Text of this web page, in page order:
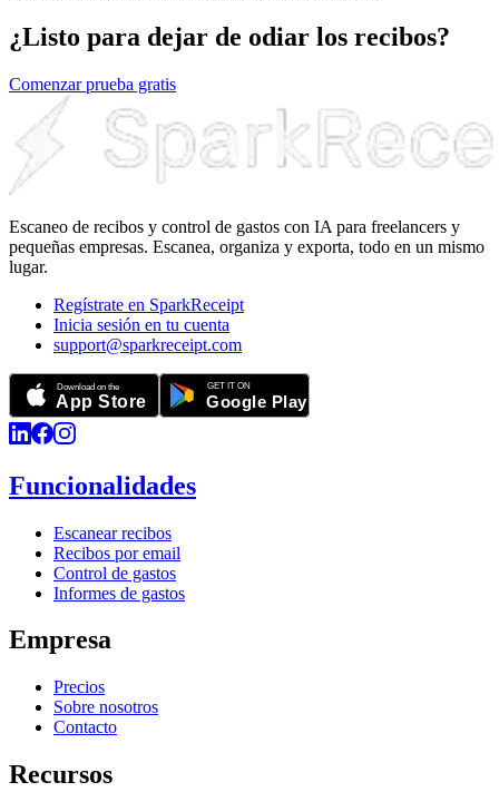
¿Listo para dejar de odiar los recibos?
Comenzar prueba gratis
Escaneo de recibos y control de gastos con IA para freelancers y
pequeñas empresas. Escanea, organiza y exporta, todo en un mismo
lugar.
Regístrate en SparkReceipt
Inicia sesión en tu cuenta
support@sparkreceipt.com
Funcionalidades
Escanear recibos
Recibos por email
Control de gastos
Informes de gastos
Empresa
Precios
Sobre nosotros
Contacto
Recursos